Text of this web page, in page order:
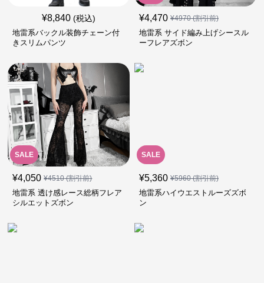
¥8,840 (税込)
地雷系バックル装飾チェーン付
きスリムパンツ
¥4,470 ¥4970(割引前)
地雷系 サイド編み上げシースル
ーフレアズボン
SALE
¥4,050 ¥4510(割引前)
地雷系 透け感レース総柄フレア
シルエットズボン
SALE
¥5,360 ¥5960(割引前)
地雷系ハイウエストルーズズボ
ン